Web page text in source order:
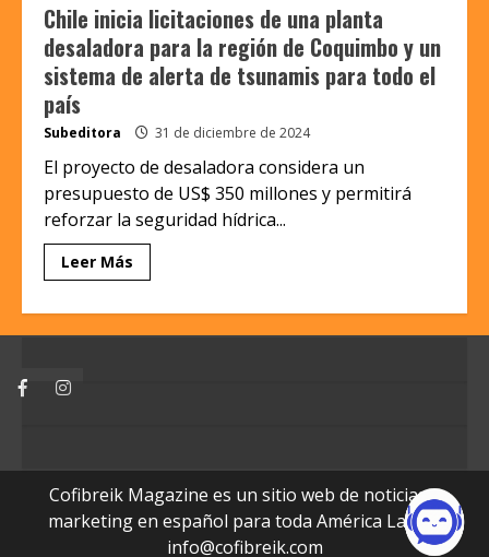
Chile inicia licitaciones de una planta
desaladora para la región de Coquimbo y un
sistema de alerta de tsunamis para todo el
país
Subeditora 31 de diciembre de 2024
El proyecto de desaladora considera un
presupuesto de US$ 350 millones y permitirá
reforzar la seguridad hídrica...
Leer Más
FacebookInstagram
Cofibreik Magazine es un sitio web de noticias y
marketing en español para toda América Latina.
info@cofibreik.com